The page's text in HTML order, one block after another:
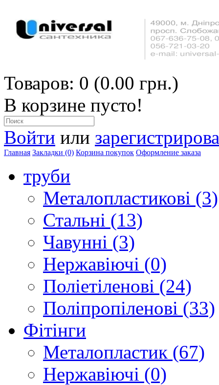
Товаров: 0 (0.00 грн.)
В корзине пусто!
Войти или
Главная Закладки (0) Корзина покупок Оформление заказа
труби
Металопластикові (3)
Стальні (13)
Чавунні (3)
Нержавіючі (0)
Поліетіленові (24)
Поліпропіленові (33)
Фітінги
Металопластик (67)
Нержавіючі (0)